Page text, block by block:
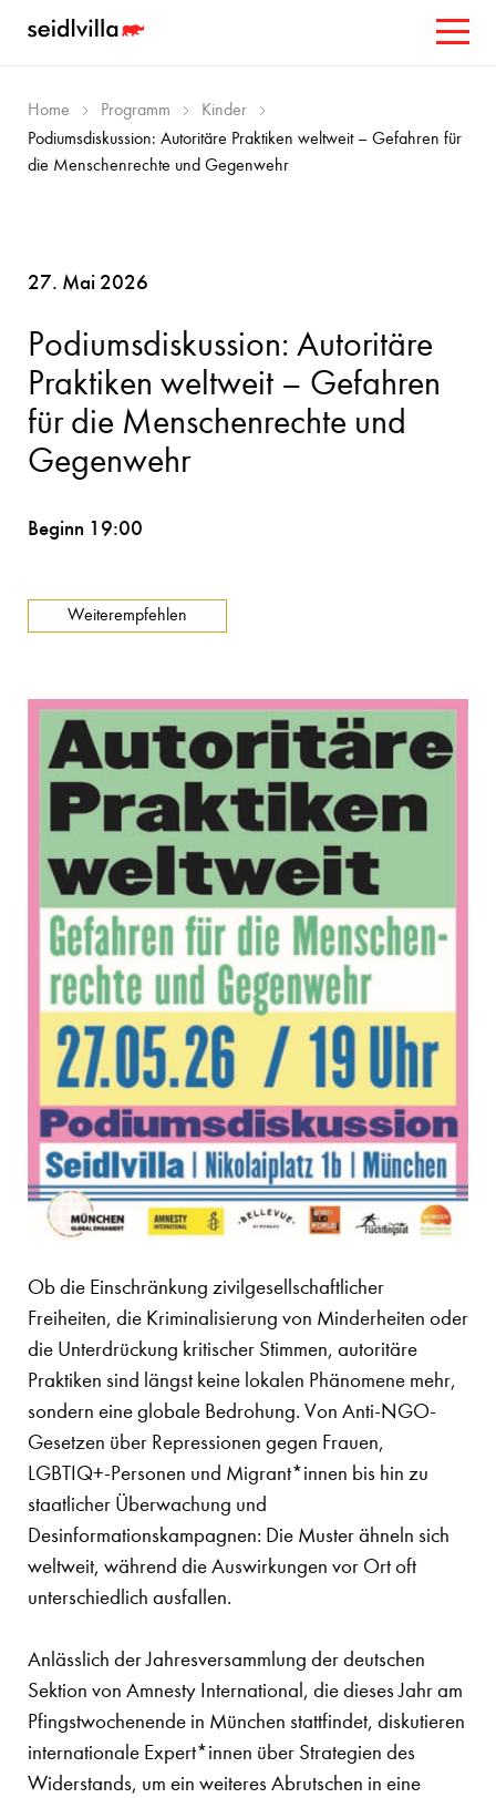
Home Programm
Kinder
Podiumsdiskussion: Autoritäre Praktiken weltweit – Gefahren für
die Menschenrechte und Gegenwehr
27. Mai 2026
Podiumsdiskussion: Autoritäre
Praktiken weltweit – Gefahren
für die Menschenrechte und
Gegenwehr
Beginn 19:00
Weiterempfehlen
Ob die Einschränkung zivilgesellschaftlicher
Freiheiten, die Kriminalisierung von Minderheiten oder
die Unterdrückung kritischer Stimmen, autoritäre
Praktiken sind längst keine lokalen Phänomene mehr,
sondern eine globale Bedrohung. Von Anti-NGO-
Gesetzen über Repressionen gegen Frauen,
LGBTIQ+-Personen und Migrant*innen bis hin zu
staatlicher Überwachung und
Desinformationskampagnen: Die Muster ähneln sich
weltweit, während die Auswirkungen vor Ort oft
unterschiedlich ausfallen.
Anlässlich der Jahresversammlung der deutschen
Sektion von Amnesty International, die dieses Jahr am
Pfingstwochenende in München stattfindet, diskutieren
internationale Expert*innen über Strategien des
Widerstands, um ein weiteres Abrutschen in eine